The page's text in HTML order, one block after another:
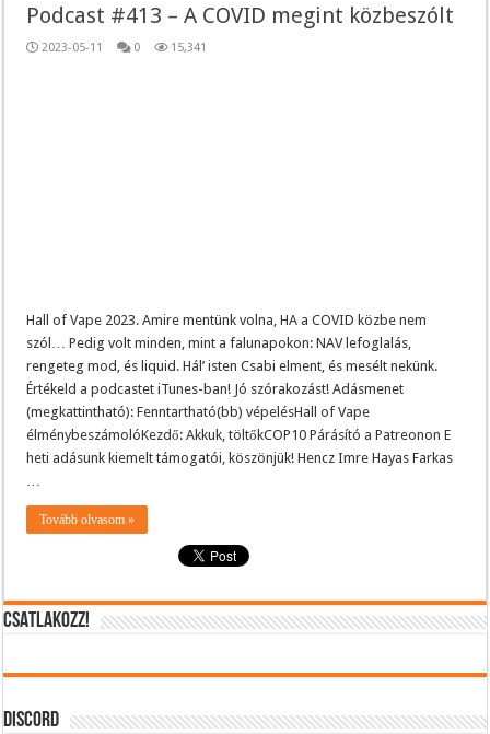
Podcast #413 – A COVID megint közbeszólt
2023-05-11 0 15,341
Hall of Vape 2023. Amire mentünk volna, HA a COVID közbe nem
szól… Pedig volt minden, mint a falunapokon: NAV lefoglalás,
rengeteg mod, és liquid. Hál’ isten Csabi elment, és mesélt nekünk.
Értékeld a podcastet iTunes-ban! Jó szórakozást! Adásmenet
(megkattintható): Fenntartható(bb) vépelésHall of Vape
élménybeszámolóKezdő: Akkuk, töltőkCOP10 Párásító a Patreonon E
heti adásunk kiemelt támogatói, köszönjük! Hencz Imre Hayas Farkas
…
Tovább olvasom »
CSATLAKOZZ!
DISCORD